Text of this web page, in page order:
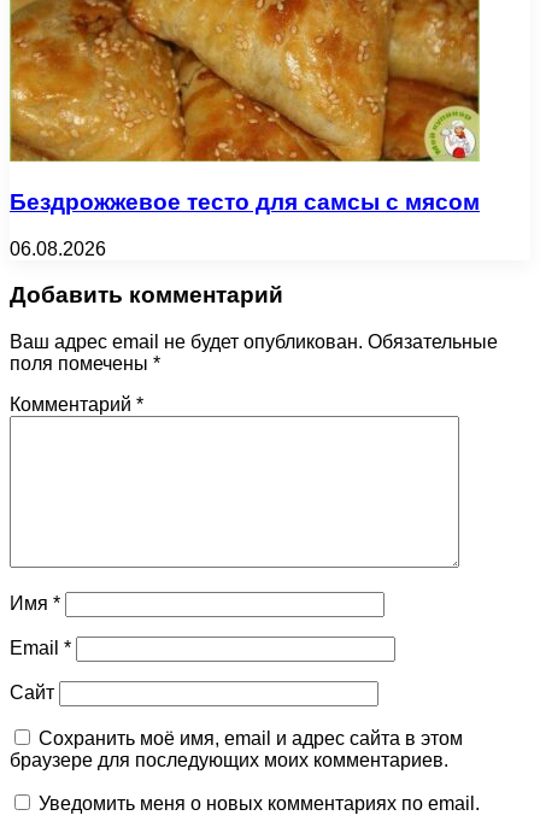
Бездрожжевое тесто для самсы с мясом
06.08.2026
Добавить комментарий
Ваш адрес email не будет опубликован. Обязательные
поля помечены *
Комментарий *
Имя *
Email *
Сайт
Сохранить моё имя, email и адрес сайта в этом
браузере для последующих моих комментариев.
Уведомить меня о новых комментариях по email.